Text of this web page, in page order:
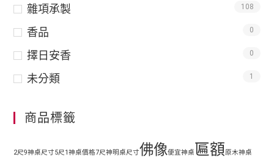
雜項承製 108
香品 0
擇日安香 0
未分類 1
商品標籤
2尺9神桌尺寸5尺1神桌價格7尺神明桌尺寸佛像便宜神桌匾額原木神桌